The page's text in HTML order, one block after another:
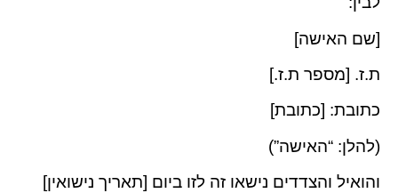
[שם האישה]
ת.ז. [מספר ת.ז.]
כתובת: [כתובת]
(להלן: “האישה”)
והואיל והצדדים נישאו זה לזו ביום [תאריך נישואין]